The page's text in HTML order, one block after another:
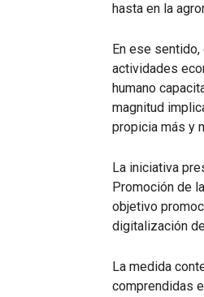
hasta en la
En ese
actividades
humano
magnitud
propicia más y
La iniciativa
Promoción de
objetivo
digitalización
La medida
comprendidas